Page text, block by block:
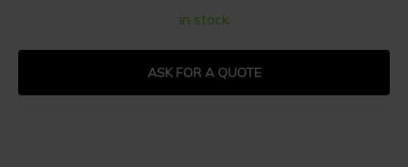
in stock
ASK FOR A QUOTE